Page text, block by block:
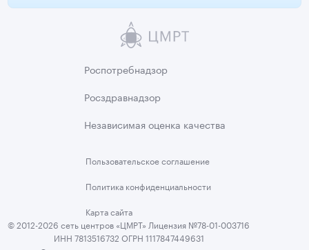
Пользовательскоесоглашение
Политика конфиденциальности
Карта сайта
Роспотребнадзор
Росздравнадзор
Независимая оценка качества
© 2012-2026 сеть центров «ЦМРТ» Лицензия №78-01-003716
ИНН 7813516732 ОГРН 1117847449631